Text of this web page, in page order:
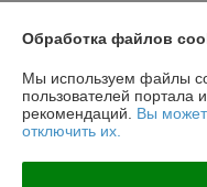
Доставка и оплата
График работы
Обработка файлов
Мы используем файлы
пользователей портала
рекомендаций. Вы
отключить их.